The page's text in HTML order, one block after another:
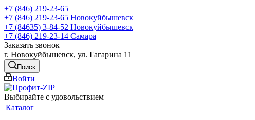
+7 (846) 219-23-65
+7 (846) 219-23-65 Новокуйбышевск
+7 (84635) 3-84-52 Новокуйбышевск
+7 (846) 219-23-14 Самара
Заказать звонок
г. Новокуйбышевск, ул. Гагарина 11
Поиск
Войти
Выбирайте с удовольствием
Каталог